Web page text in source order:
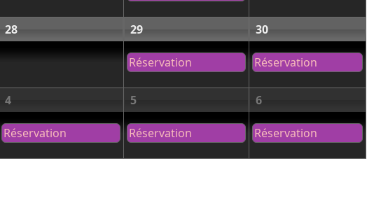
28 29
Réservation
30
Réservation
4
Réservation
5
Réservation
6
Réservation